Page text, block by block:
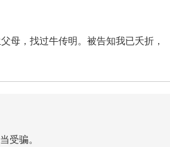
母，找过牛传明。被告知我已夭折，
受骗。